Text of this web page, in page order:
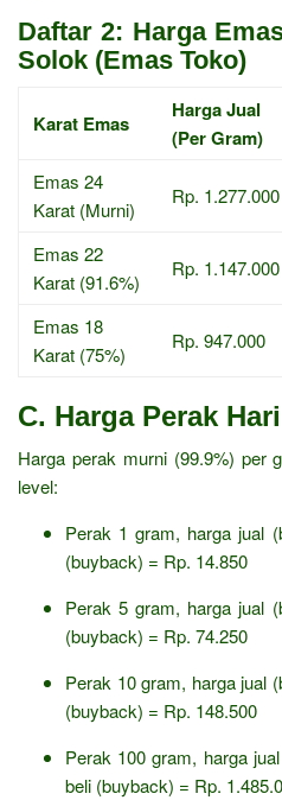
Daftar 2: Harga
Solok (Emas Toko)
Karat Emas
Harga Jual
(Per Gram)
Emas 24
Karat (Murni)
Rp. 1.277.000
Emas 22
Karat (91.6%)
Rp. 1.147.000
Emas 18
Karat (75%)
Rp. 947.000
C. Harga Perak
Harga perak murni (99.9%) per
level:
Perak 1 gram, harga jual
(buyback) = Rp. 14.850
Perak 5 gram, harga jual
(buyback) = Rp. 74.250
Perak 10 gram, harga jual
(buyback) = Rp. 148.500
Perak 100 gram, harga
beli (buyback) = Rp.